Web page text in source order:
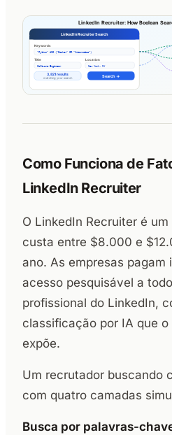
Como Funciona de
LinkedIn Recruiter
O LinkedIn Recruiter é
custa entre $8.000 e
ano. As empresas pagam
acesso pesquisável a
profissional do LinkedIn,
classificação por IA que
expõe.
Um recrutador buscando
com quatro camadas
Busca por palavras-